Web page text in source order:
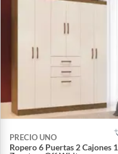
PRECIO UNO
Ropero 6 Puertas 2 Cajones 1